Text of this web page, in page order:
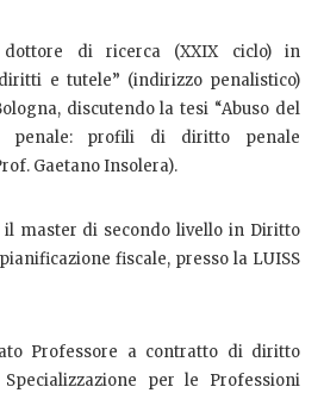
di ricerca (XXIX ciclo) in
e tutele” (indirizzo penalistico)
discutendo la tesi “Abuso del
penale: profili di diritto penale
Gaetano Insolera).
il master di secondo livello in Diritto
fiscale, presso la LUISS
Professore a contratto di diritto
per le Professioni